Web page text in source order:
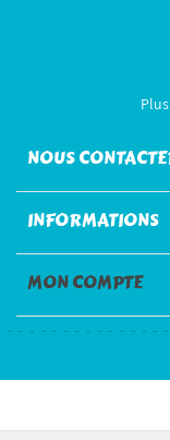
NOUS
INFORMATIONS
MON COMPTE